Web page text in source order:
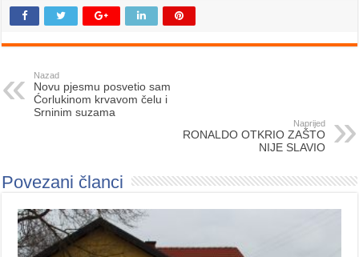
Nazad
Novu pjesmu posvetio sam
Ćorlukinom krvavom čelu i
Srninim suzama
Naprijed
RONALDO OTKRIO ZAŠTO
NIJE SLAVIO
Povezani članci